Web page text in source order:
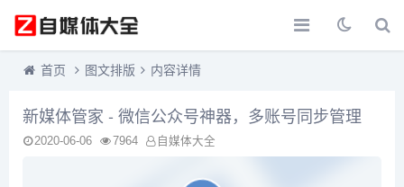
首页 图文排版 内容详情
新媒体管家 - 微信公众号神器，多账号同步管理
2020-06-06 7964 自媒体大全